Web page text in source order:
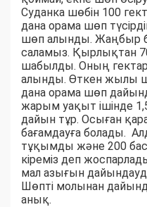
Суданка шөбін 100
дана орама шөп
шөп алынды. Жаңбыр
саламыз. Қырлықтан
шабылды. Оның
алынды. Өткен жылы
дана орама шөп
жарым уақыт ішінде
дайын тұр. Осыған
бағамдауға болады.
тұқымды және 200 бас
кіреміз деп
мал азығын
Шөпті молынан
анық.